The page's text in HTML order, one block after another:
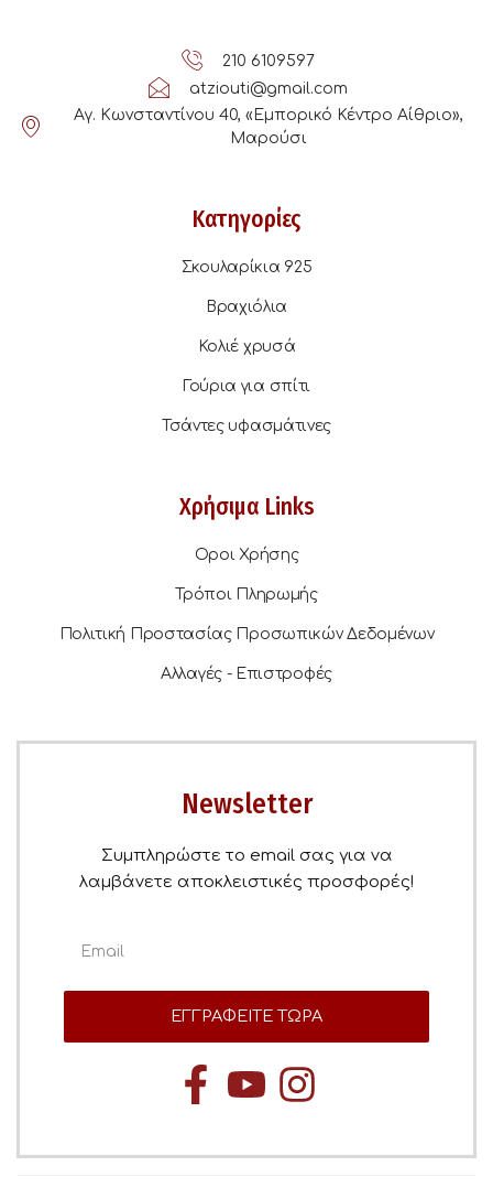
210 6109597
atziouti@gmail.com
Αγ. Κωνσταντίνου 40, «Εμπορικό Κέντρο Αίθριο»,
Μαρούσι
Κατηγορίες
Σκουλαρίκια 925
Βραχιόλια
Κολιέ χρυσά
Γούρια για σπίτι
Τσάντες υφασμάτινες
Χρήσιμα Links
Οροι Χρήσης
Τρόποι Πληρωμής
Πολιτική Προστασίας Προσωπικών Δεδομένων
Αλλαγές - Επιστροφές
Newsletter
Συμπληρώστε το email σας για να
λαμβάνετε αποκλειστικές προσφορές!
ΕΓΓΡΑΦΕΙΤΕ ΤΩΡΑ